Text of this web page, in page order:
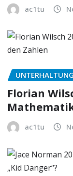
ac1tu
UNTERHALTUNG
Florian
ac1tu